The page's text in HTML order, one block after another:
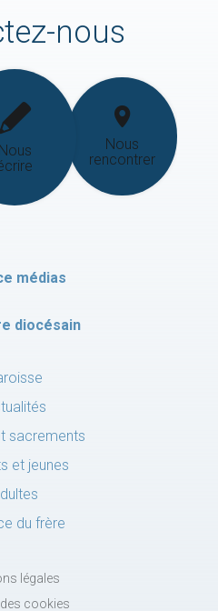
nous
Nous
Nous
rencontrer
médias
diocésain
sacrements
et jeunes
du frère
légales
cookies